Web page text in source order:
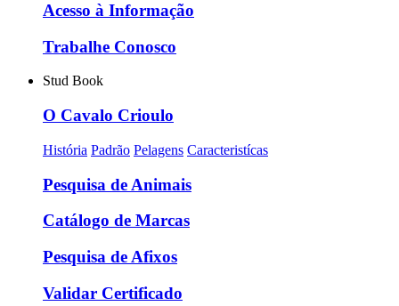
Acesso à Informação
Trabalhe Conosco
Stud Book
O Cavalo Crioulo
História Padrão Pelagens Caracteristícas
Pesquisa de Animais
Catálogo de Marcas
Pesquisa de Afixos
Validar Certificado